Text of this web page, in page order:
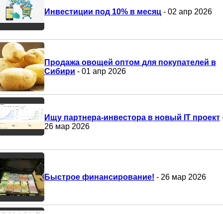
Инвестиции под 10% в месяц - 02 апр 2026
Продажа овощей оптом для покупателей в
Сибири - 01 апр 2026
Ищу партнера-инвестора в новый IT проект
26 мар 2026
Быстрое финансирование! - 26 мар 2026